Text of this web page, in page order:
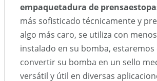
empaquetadura de
más sofisticado técnicamente y
algo más caro, se utiliza con
instalado en su bomba,
convertir su bomba en un sello
versátil y útil en diversas